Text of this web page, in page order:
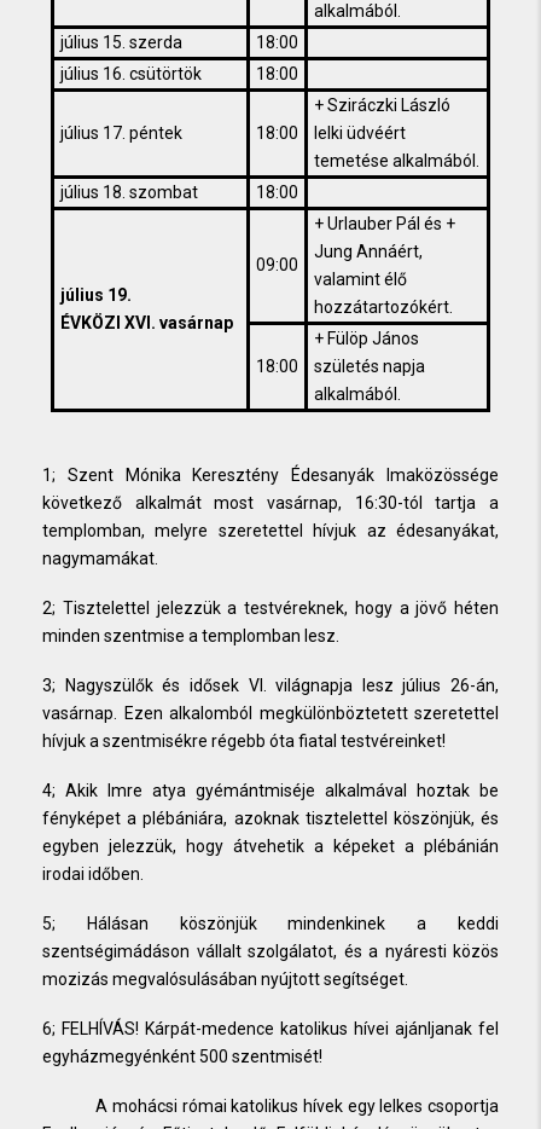
alkalmából.
július 15. szerda
18:00
július 16. csütörtök
18:00
július 17. péntek 18:00
+ Sziráczki László
lelki üdvéért
temetése alkalmából.
július 18. szombat
18:00
július 19.
ÉVKÖZI XVI. vasárnap
09:00
+ Urlauber Pál és +
Jung Annáért,
valamint élő
hozzátartozókért.
18:00
+ Fülöp János
születés napja
alkalmából.
1; Szent Mónika Keresztény Édesanyák Imaközössége
következő alkalmát most vasárnap, 16:30-tól tartja a
templomban, melyre szeretettel hívjuk az édesanyákat,
nagymamákat.
2; Tisztelettel jelezzük a testvéreknek, hogy a jövő héten
minden szentmise a templomban lesz.
3; Nagyszülők és idősek VI. világnapja lesz július 26-án,
vasárnap. Ezen alkalomból megkülönböztetett szeretettel
hívjuk a szentmisékre régebb óta fiatal testvéreinket!
4; Akik Imre atya gyémántmiséje alkalmával hoztak be
fényképet a plébániára, azoknak tisztelettel köszönjük, és
egyben jelezzük, hogy átvehetik a képeket a plébánián
irodai időben.
5; Hálásan köszönjük mindenkinek a keddi
szentségimádáson vállalt szolgálatot, és a nyáresti közös
mozizás megvalósulásában nyújtott segítséget.
6; FELHÍVÁS! Kárpát-medence katolikus hívei ajánljanak fel
egyházmegyénként 500 szentmisét!
A mohácsi római katolikus hívek egy lelkes csoportja